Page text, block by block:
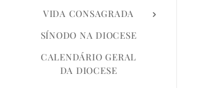
VIDA CONSAGRADA
SÍNODO NA DIOCESE
CALENDÁRIO GERAL
DA DIOCESE